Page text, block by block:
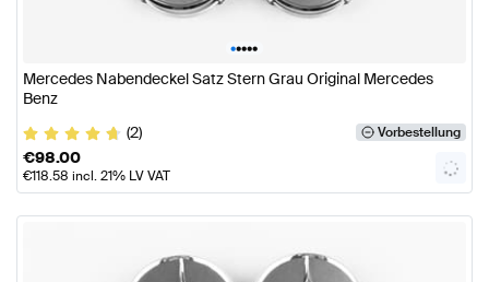
•••••
Mercedes Nabendeckel Satz Stern Grau Original Mercedes
Benz
(2)
Vorbestellung
€98.00
€118.58 incl. 21% LV VAT